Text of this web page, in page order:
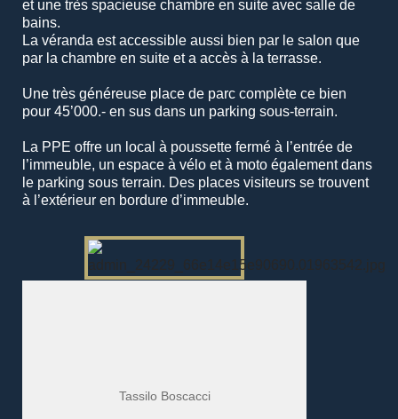
et une très spacieuse chambre en suite avec salle de
bains.
La véranda est accessible aussi bien par le salon que
par la chambre en suite et a accès à la terrasse.
Une très généreuse place de parc complète ce bien
pour 45’000.- en sus dans un parking sous-terrain.
La PPE offre un local à poussette fermé à l’entrée de
l’immeuble, un espace à vélo et à moto également dans
le parking sous terrain. Des places visiteurs se trouvent
à l’extérieur en bordure d’immeuble.
Tassilo Boscacci